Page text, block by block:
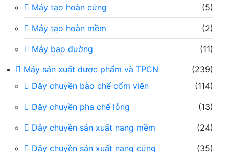
Máy tạo hoàn cứng (5)
Máy tạo hoàn mềm (2)
Máy bao đường
(11)
Máy sản xuất dược phẩm và TPCN
(239)
Dây chuyền bào chế cốm viên
(114)
Dây chuyền pha chế lỏng (13)
Dây chuyền sản xuất nang mềm (24)
Dây chuyền sản xuất nang cứng (35)